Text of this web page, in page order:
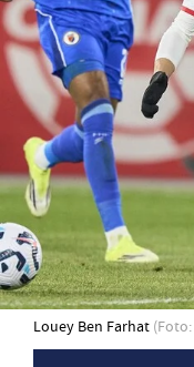
Louey Ben Farhat